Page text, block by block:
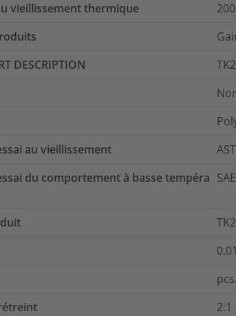
vieillissement thermique 200
DESCRIPTION
au vieillissement
du comportement à basse tempéra
pcs.
2:1